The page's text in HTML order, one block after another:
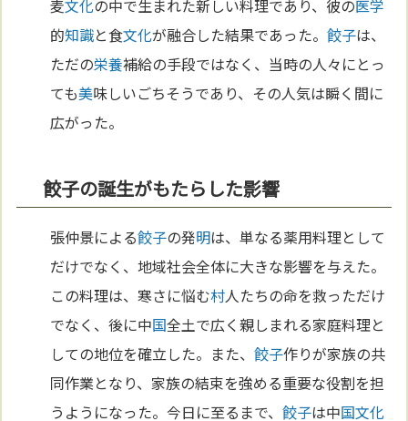
麦文化の中で生まれた新しい料理であり、彼の医学
的知識と食文化が融合した結果であった。餃子は、
ただの栄養補給の手段ではなく、当時の人々にとっ
ても美味しいごちそうであり、その人気は瞬く間に
広がった。
餃子の誕生がもたらした影響
張仲景による餃子の発明は、単なる薬用料理として
だけでなく、地域社会全体に大きな影響を与えた。
この料理は、寒さに悩む村人たちの命を救っただけ
でなく、後に中国全土で広く親しまれる家庭料理と
しての地位を確立した。また、餃子作りが家族の共
同作業となり、家族の結束を強める重要な役割を担
うようになった。今日に至るまで、餃子は中国文化